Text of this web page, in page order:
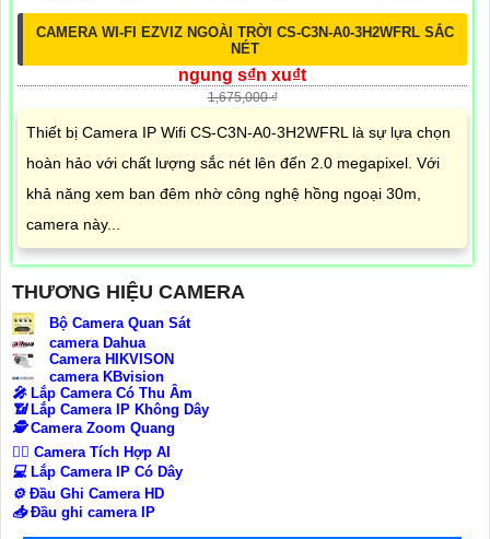
CAMERA WI-FI EZVIZ NGOÀI TRỜI CS-C3N-A0-3H2WFRL SẮC
NÉT
ngung s₫n xu₫t
1,675,000 ₫
Thiết bị Camera IP Wifi CS-C3N-A0-3H2WFRL là sự lựa chọn
hoàn hảo với chất lượng sắc nét lên đến 2.0 megapixel. Với
khả năng xem ban đêm nhờ công nghệ hồng ngoại 30m,
camera này...
THƯƠNG HIỆU CAMERA
Bộ Camera Quan Sát
camera Dahua
Camera HIKVISON
camera KBvision
️🎤️ Lắp Camera Có Thu Âm
📶 Lắp Camera IP Không Dây
🕵️Camera Zoom Quang
🧛‍♀️ Camera Tích Hợp AI
💻Lắp Camera IP Có Dây
⚙️Đầu Ghi Camera HD
📥Đầu ghi camera IP